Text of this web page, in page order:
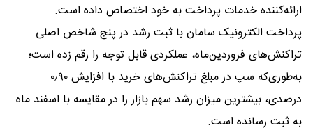
ارائه‌کننده خدمات پرداخت به خود اختصاص داده است.
پرداخت الکترونیک سامان با ثبت رشد در پنج شاخص اصلی
تراکنش‌های فروردین‌ماه، عملکردی قابل توجه را رقم زده است؛
به‌طوری‌که سپ در مبلغ تراکنش‌های خرید با افزایش ۰٫۹۰
درصدی، بیشترین میزان رشد سهم بازار را در مقایسه با اسفند ماه
به ثبت رسانده است.